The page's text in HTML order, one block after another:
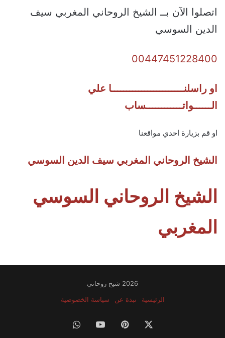
اتصلوا الآن بــ الشيخ الروحاني المغربي سيف
الدين السوسي
00447451228400
او راسلنــــــــــــــــــــــــا علي
الــــــواتــــــــــــساب
او قم بزيارة احدي مواقعنا
الشيخ الروحاني المغربي سيف الدين السوسي
الشيخ الروحاني السوسي
المغربي
2026 شيخ روحاني
الرئيسية
نبذة عن سياسة الخصوصية
بينتيريست‫YouTubeواتساب